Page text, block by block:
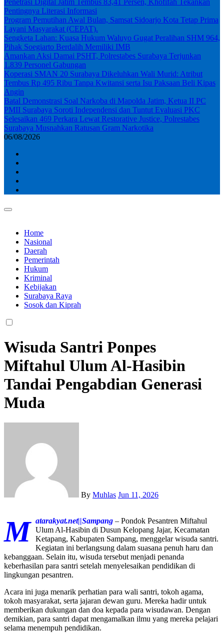
Pentingnya Literasi Informasi
Program Pemutihan Awal Bulan, Samsat Sidoarjo Kota Tetap Prima
Layani Masyarakat (CEPAT).
Sengketa Lahan: Kuasa Hukum Waluyo Gugat Peralihan SHM 964,
Pihak Soegiarto Berdalih Memiliki IMB
Amankan Aksi Damai PSHT, Polrestabes Surabaya Terjunkan
1.839 Personel Gabungan
Koperasi SMAN 20 Surabaya Dikeluhkan Wali Murid: Atribut
Tembus Rp 495 Ribu Tanpa Kwitansi serta Isu Paksaan Beli Kipas
Angin
Batal Demonstrasi Soal Narkoba di Mapolda Jatim, Ketua II PC
PMII Surabaya Soroti Independensi dan Tuntut Evaluasi PKC
Selesaikan 469 Perkara Lewat Restorative Justice, Polrestabes
Surabaya Musnahkan Ratusan Gram Narkotika
06/08/2026
Home
Nasional
Daerah
Pemerintah
Hukum
Kriminal
Kebijakan
Surabaya Raya
Sosok dan Kiprah
Wisuda Santri Ponpes
Miftahul Ulum Al-Hasibin
Tandai Pengabdian Generasi
Muda
By Muhlas Jun 11, 2026
M atarakyat.net||Sampang – Pondok Pesantren Miftahul
Ulum Al-Hasibin di Dusun Kelopang Jajar, Kecamatan
Ketapang, Kabupaten Sampang, menggelar wisuda santri.
Kegiatan ini berlangsung dalam suasana penuh haru dan
kebanggaan. Selain itu, wisuda tersebut menjadi penanda
keberhasilan para santri setelah menyelesaikan pendidikan di
lingkungan pesantren.
Acara ini juga menarik perhatian para wali santri, tokoh agama,
tokoh masyarakat, serta jajaran dewan guru. Mereka hadir untuk
memberikan dukungan dan doa kepada para wisudawan. Dengan
demikian, para santri dapat mengamalkan ilmu yang mereka pelajari
selama menempuh pendidikan.